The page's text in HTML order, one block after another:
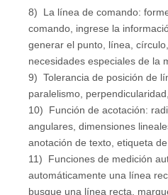
8) La línea de comando:
comando, ingrese la
generar el punto, línea,
necesidades especiales de la
9) Tolerancia de posición de
paralelismo,
10) Función de acotación:
angulares, dimensiones
anotación de texto, etiqueta
11) Funciones de medición
automáticamente una línea
busque una línea recta,